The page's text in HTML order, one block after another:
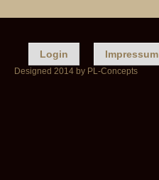
Login Impressum
Designed 2014 by PL-Concepts